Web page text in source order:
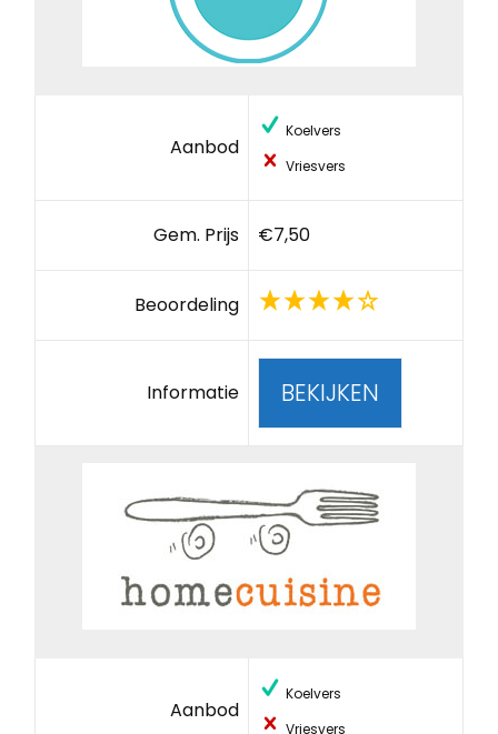
Aanbod
Koelvers
Vriesvers
Gem. Prijs €7,50
Beoordeling
Informatie BEKIJKEN
Aanbod
Koelvers
Vriesvers